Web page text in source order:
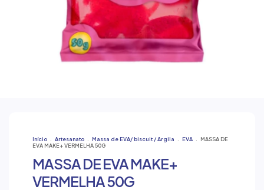
Início Artesanato Massa de EVA/ biscuit / Argila EVA
MASSA DE
EVA MAKE+ VERMELHA 50G
MASSA DE EVA MAKE+
VERMELHA 50G